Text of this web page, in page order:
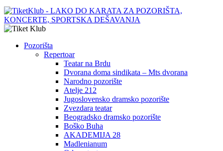
Pozorišta
Repertoar
Teatar na Brdu
Dvorana doma sindikata – Mts dvorana
Narodno pozorište
Atelje 212
Jugoslovensko dramsko pozorište
Zvezdara teatar
Beogradsko dramsko pozorište
Boško Buha
AKADEMIJA 28
Madlenianum